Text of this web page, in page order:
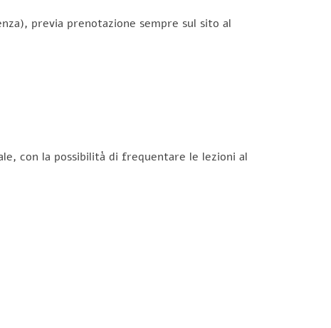
previa prenotazione sempre sul sito al
con la possibilità di frequentare le lezioni al